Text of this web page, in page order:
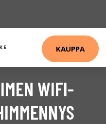
KAUPPA
WIFI-